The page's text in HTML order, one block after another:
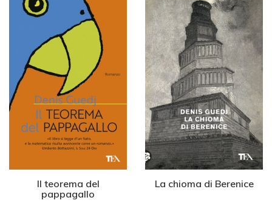
Il teorema del
pappagallo
La chioma di Berenice